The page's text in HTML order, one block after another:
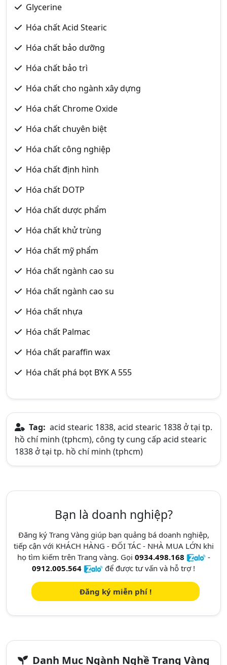
Glycerine
Hóa chất Acid Stearic
Hóa chất bảo dưỡng
Hóa chất bảo trì
Hóa chất cho ngành xây dựng
Hóa chất Chrome Oxide
Hóa chất chuyên biệt
Hóa chất công nghiệp
Hóa chất định hình
Hóa chất DOTP
Hóa chất dược phẩm
Hóa chất khử trùng
Hóa chất mỹ phẩm
Hóa chất ngành cao su
Hóa chất ngành cao su
Hóa chất nhựa
Hóa chất Palmac
Hóa chất paraffin wax
Hóa chất phá bọt BYK A 555
Tag: acid stearic 1838, acid stearic 1838 ở tại tp.
hồ chí minh (tphcm), công ty cung cấp acid stearic
1838 ở tại tp. hồ chí minh (tphcm)
Bạn là doanh nghiệp?
Đăng ký Trang Vàng giúp bạn quảng bá doanh nghiệp,
tiếp cận với KHÁCH HÀNG - ĐỐI TÁC - NHÀ MUA LỚN khi
họ tìm kiếm trên Trang vàng. Gọi 0934.498.168
-
0912.005.564
để được tư vấn và hỗ trợ !
Đăng ký miễn phí !
Danh Mục Ngành Nghề Trang Vàng